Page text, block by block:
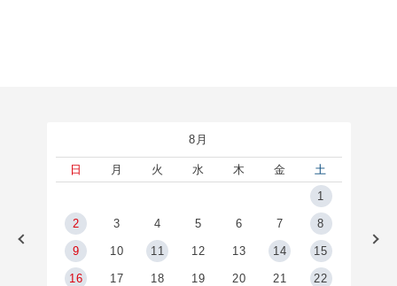
8月
日 月 火 水 木 金
土
1
2 3 4 5 6 7 8
9 10 11 12 13 14 15
16 17 18 19 20 21 22